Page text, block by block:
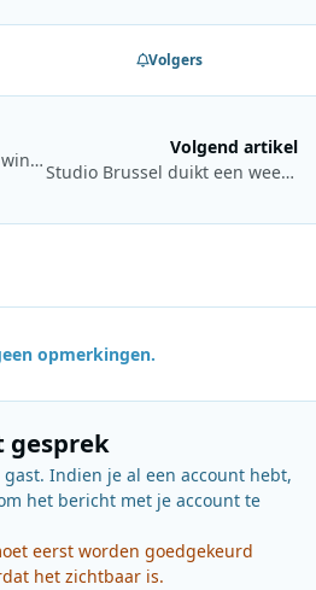
Volgers
Vrouwelijke componisten winnen terrein in Klassieke Top 400
Volgend artikel
Studio Brussel duikt een week lang in de jaren nul
opmerkingen.
gesprek
Indien je al een account hebt,
het bericht met je account te
eerst worden goedgekeurd
het zichtbaar is.